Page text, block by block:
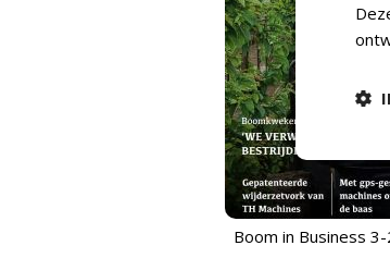
Boom in Business